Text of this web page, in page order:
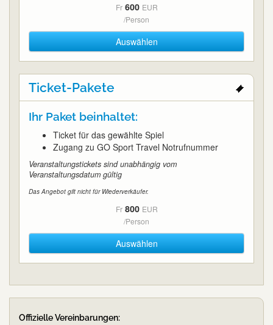
Fr 600 EUR
/Person
Auswählen
Ticket-Pakete
Ihr Paket beinhaltet:
Ticket für das gewählte Spiel
Zugang zu GO Sport Travel Notrufnummer
Veranstaltungstickets sind unabhängig vom
Veranstaltungsdatum gültig
Das Angebot gilt nicht für Wiederverkäufer.
Fr 800 EUR
/Person
Auswählen
Offizielle Vereinbarungen: